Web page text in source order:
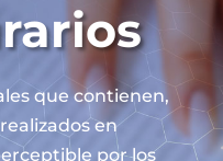
que contienen,
en
por los